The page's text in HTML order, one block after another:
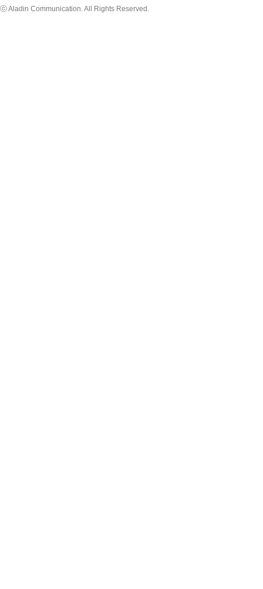
ⓒ Aladin Communication. All Rights Reserved.